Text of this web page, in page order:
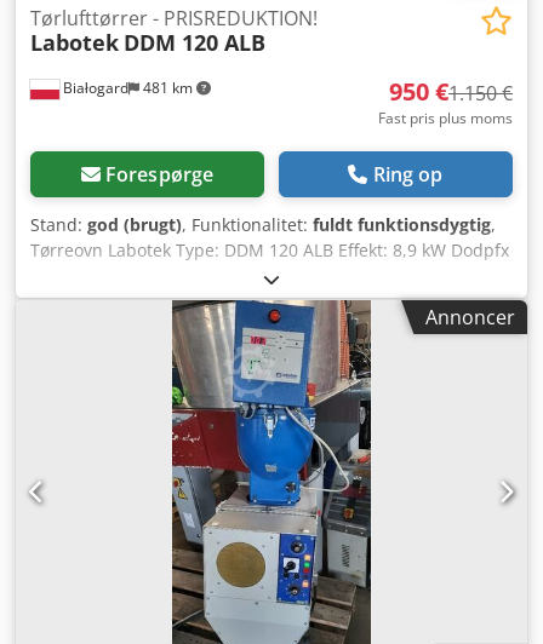
Białogard 481 km
Tørlufttørrer - PRISREDUKTION!
Labotek DDM 120 ALB
950 €1.150 €
Fast pris plus moms
Forespørge Ring op
Stand: god (brugt), Funktionalitet: fuldt funktionsdygtig,
Tørreovn Labotek Type: DDM 120 ALB Effekt: 8,9 kW Dodpfx
Aevtxmwob Rsck Materialtransportør Labotek CON-EVATOR
Type: PGT 4/DDM Effekt: 0,5 kW PRISREDUKTION FRA 1150
Annoncer